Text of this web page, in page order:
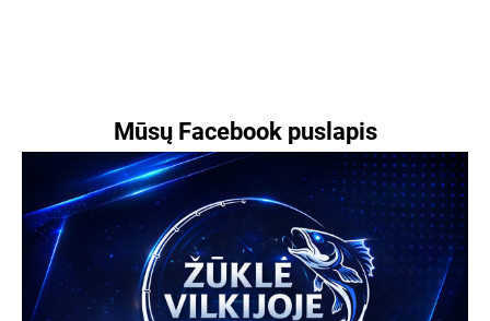
Mūsų Facebook puslapis